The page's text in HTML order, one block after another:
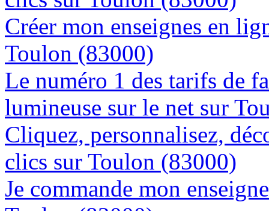
Créer mon enseignes en
Toulon (83000)
Le numéro 1 des tarifs de
lumineuse sur le net sur
Cliquez, personnalisez,
clics sur Toulon (83000)
Je commande mon